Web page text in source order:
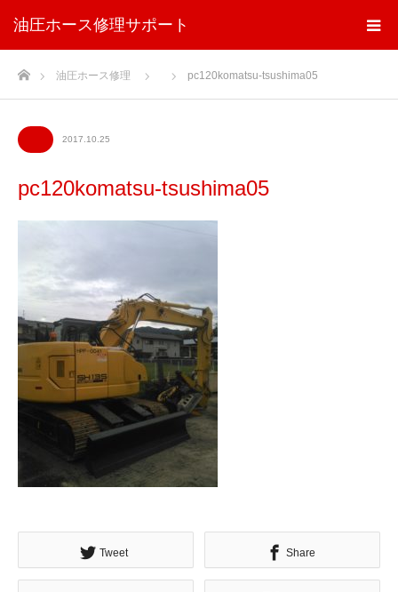
油圧ホース修理サポート
ホーム油圧ホース修理 pc120komatsu-tsushima05
2017.10.25
pc120komatsu-tsushima05
Tweet Share